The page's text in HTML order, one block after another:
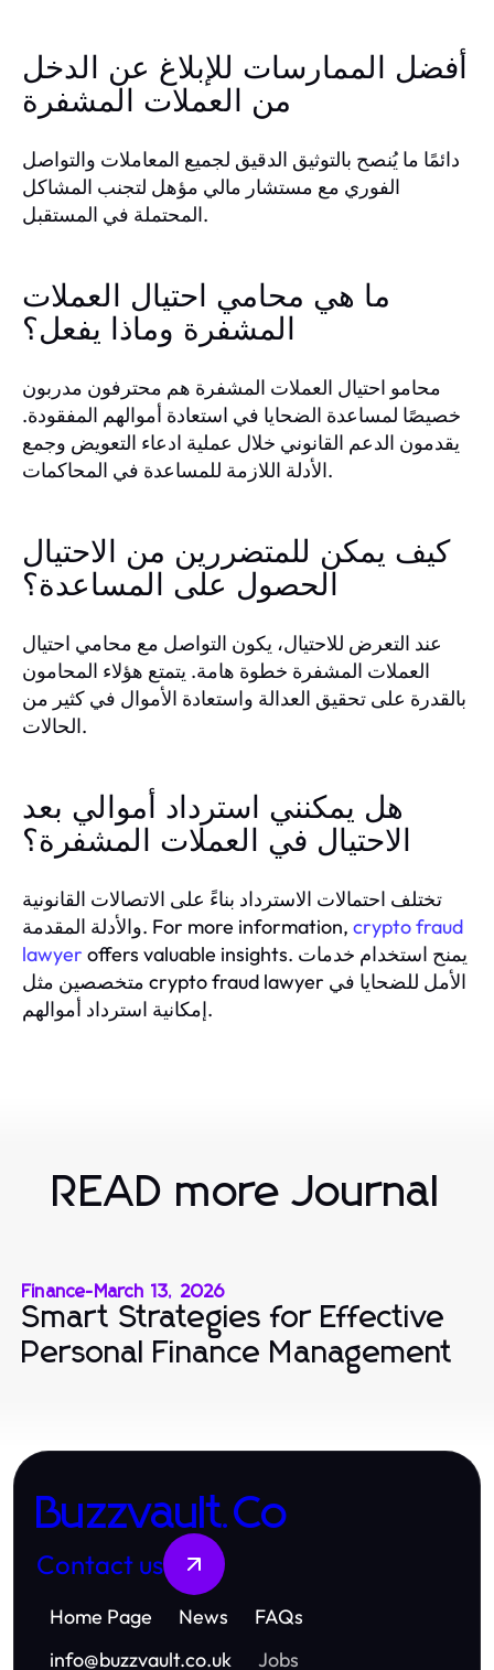
أفضل الممارسات للإبلاغ عن الدخل
من العملات المشفرة
دائمًا ما يُنصح بالتوثيق الدقيق لجميع المعاملات والتواصل
الفوري مع مستشار مالي مؤهل لتجنب المشاكل
المحتملة في المستقبل.
ما هي محامي احتيال العملات
المشفرة وماذا يفعل؟
محامو احتيال العملات المشفرة هم محترفون مدربون
خصيصًا لمساعدة الضحايا في استعادة أموالهم المفقودة.
يقدمون الدعم القانوني خلال عملية ادعاء التعويض وجمع
الأدلة اللازمة للمساعدة في المحاكمات.
كيف يمكن للمتضررين من الاحتيال
الحصول على المساعدة؟
عند التعرض للاحتيال، يكون التواصل مع محامي احتيال
العملات المشفرة خطوة هامة. يتمتع هؤلاء المحامون
بالقدرة على تحقيق العدالة واستعادة الأموال في كثير من
الحالات.
هل يمكنني استرداد أموالي بعد
الاحتيال في العملات المشفرة؟
تختلف احتمالات الاسترداد بناءً على الاتصالات القانونية
والأدلة المقدمة. For more information, crypto fraud
lawyer offers valuable insights. يمنح استخدام خدمات
متخصصين مثل crypto fraud lawyer الأمل للضحايا في
إمكانية استرداد أموالهم.
READ more Journal
Finance- March 13, 2026
Smart Strategies for Effective
Personal Finance Management
Buzzvault.Co
Contact us
Home Page News
FAQs
info@buzzvault.co.uk Jobs